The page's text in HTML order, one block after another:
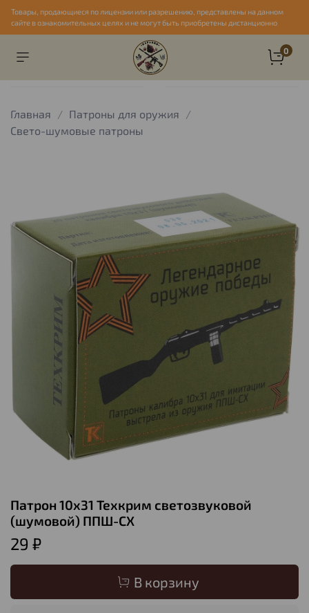
Товары, продающиеся по лицензии или разрешению, представлены на данном
сайте в ознакомительных целях и не могут быть приобретены дистанционно
0
Главная
Патроны для оружия
Свето-шумовые патроны
Патрон 10х31 Техкрим светозвуковой
(шумовой) ППШ-СХ
29 ₽
В корзину